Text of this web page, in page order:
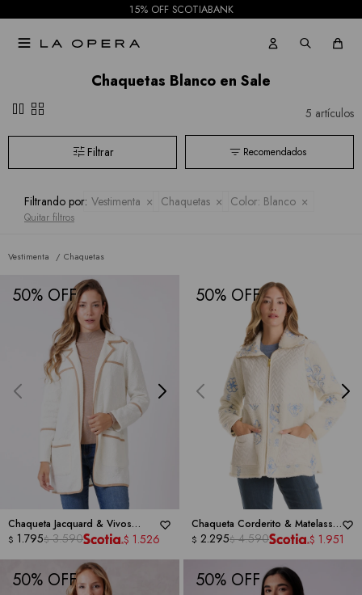
15% OFF SCOTIABANK

Chaquetas Blanco en Sale
pause grid_view 5 artículos
Recomendados
Filtrando por: Vestimenta Chaquetas Color: Blanco
Quitar filtros
Vestimenta Chaquetas
50
Chaqueta Jacquard & Vivos
Contraste -RUBY RD
$ 1.795$ 3.590 $ 1.526
50
Chaqueta Corderito & Matelassé
- RUBY RD
$ 2.295$ 4.590 $ 1.951
50 50